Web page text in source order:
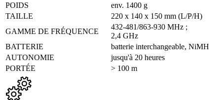
POIDS
env. 1400 g
TAILLE
220 x 140 x 150 mm (L/P/H)
GAMME DE FRÉQUENCE
432-481/863-930 MHz ;
2,4 GHz
BATTERIE
batterie interchangeable, NiMH
AUTONOMIE
jusqu'à 20 heures
PORTÉE
> 100 m